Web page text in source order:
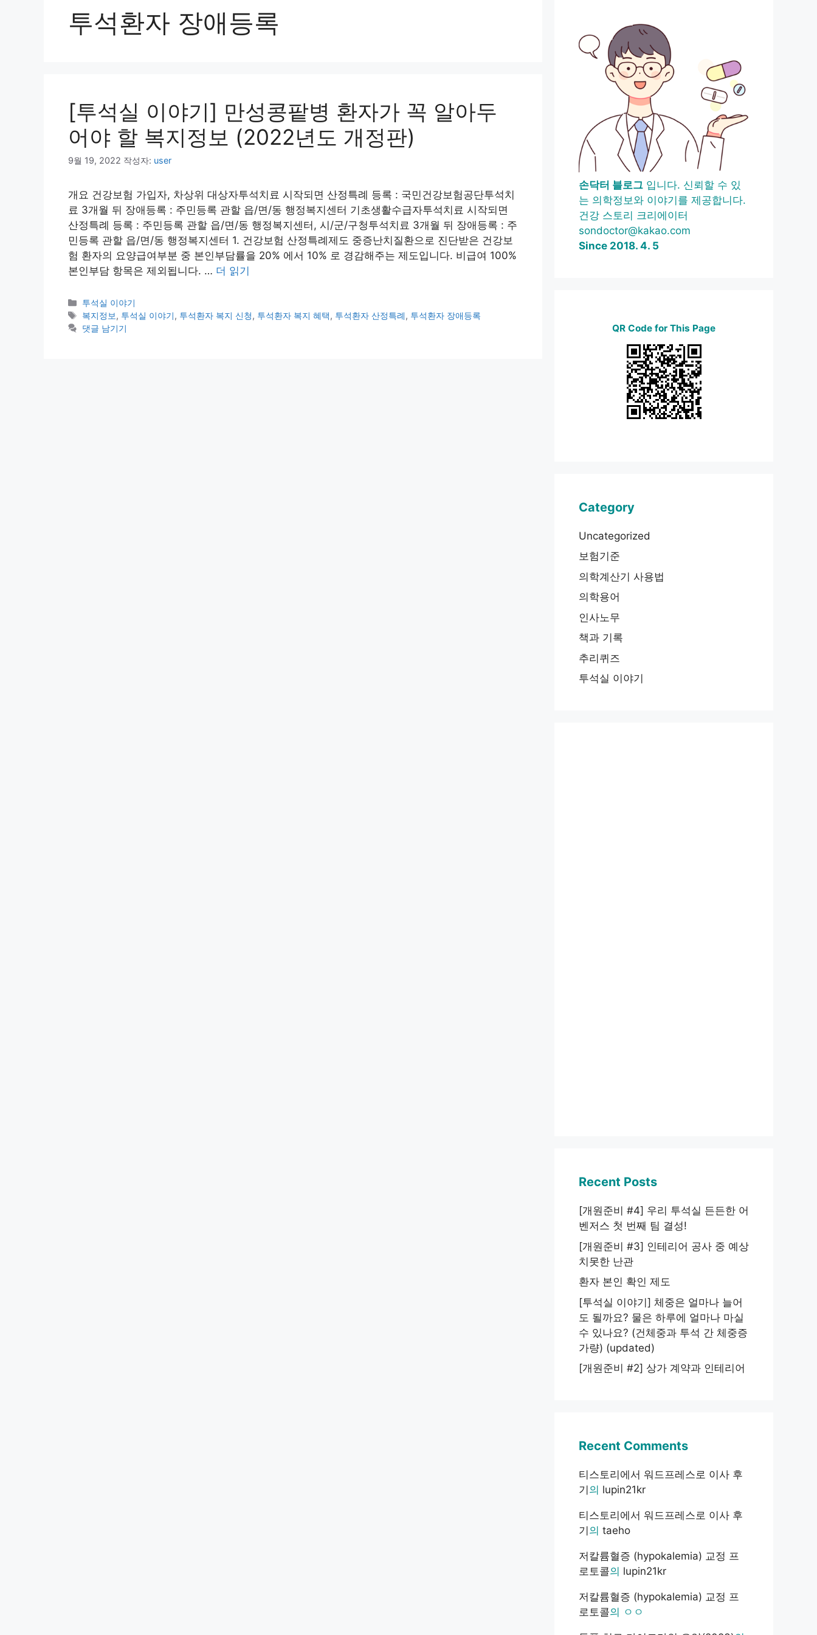
투석환자 장애등록
[투석실 이야기] 만성콩팥병 환자가 꼭 알아두
어야 할 복지정보 (2022년도 개정판)
9월 19, 2022 작성자: user
개요 건강보험 가입자, 차상위 대상자투석치료 시작되면 산정특례 등록 : 국민건강보험공단투석치
료 3개월 뒤 장애등록 : 주민등록 관할 읍/면/동 행정복지센터 기초생활수급자투석치료 시작되면
산정특례 등록 : 주민등록 관할 읍/면/동 행정복지센터, 시/군/구청투석치료 3개월 뒤 장애등록 : 주
민등록 관할 읍/면/동 행정복지센터 1. 건강보험 산정특례제도 중증난치질환으로 진단받은 건강보
험 환자의 요양급여부분 중 본인부담률을 20% 에서 10% 로 경감해주는 제도입니다. 비급여 100%
본인부담 항목은 제외됩니다. … 더 읽기
카
테
고
투석실 이야기
태
그
복지정보, 투석실 이야기, 투석환자 복지 신청, 투석환자 복지 혜택, 투석환자 산정특례, 투석환자 장애등록
댓글 남기기
손닥터 블로그 입니다. 신뢰할 수 있
는 의학정보와 이야기를 제공합니다.
건강 스토리 크리에이터
sondoctor@kakao.com
Since 2018. 4. 5
QR Code for This Page
Category
Uncategorized
보험기준
의학계산기 사용법
의학용어
인사노무
책과 기록
추리퀴즈
투석실 이야기
Recent Posts
[개원준비 #4] 우리 투석실 든든한 어
벤저스 첫 번째 팀 결성!
[개원준비 #3] 인테리어 공사 중 예상
치못한 난관
환자 본인 확인 제도
[투석실 이야기] 체중은 얼마나 늘어
도 될까요? 물은 하루에 얼마나 마실
수 있나요? (건체중과 투석 간 체중증
가량) (updated)
[개원준비 #2] 상가 계약과 인테리어
Recent Comments
티스토리에서 워드프레스로 이사 후
기 의 lupin21kr
티스토리에서 워드프레스로 이사 후
기 의 taeho
저칼륨혈증 (hypokalemia) 교정 프
로토콜의 lupin21kr
저칼륨혈증 (hypokalemia) 교정 프
로토콜의 ㅇㅇ